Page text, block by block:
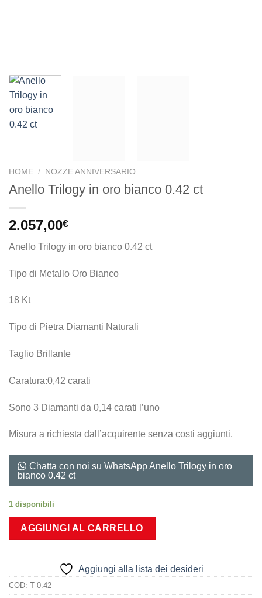
HOME / NOZZE ANNIVERSARIO
Anello Trilogy in oro bianco 0.42 ct
2.057,00€
Anello Trilogy in oro bianco 0.42 ct
Tipo di Metallo Oro Bianco
18 Kt
Tipo di Pietra Diamanti Naturali
Taglio Brillante
Caratura:0,42 carati
Sono 3 Diamanti da 0,14 carati l’uno
Misura a richiesta dall’acquirente senza costi aggiunti.
Chatta con noi su WhatsApp Anello Trilogy in oro
bianco 0.42 ct
1 disponibili
AGGIUNGI AL CARRELLO
Aggiungi alla lista dei desideri
COD: T 0.42